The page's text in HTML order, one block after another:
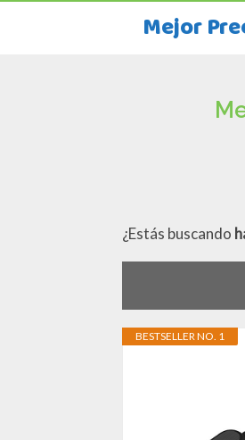
Mejor
¿Estás buscando
BESTSELLER NO. 1